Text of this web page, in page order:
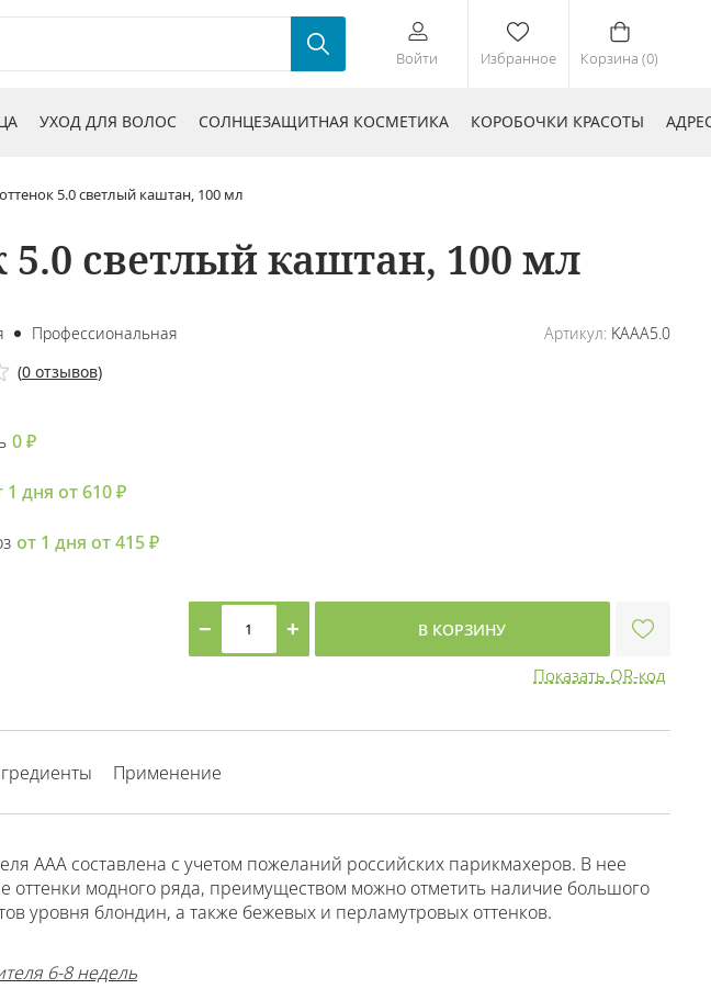
Войти Избранное Корзина (0)
УХОД ДЛЯ ВОЛОС СОЛНЦЕЗАЩИТНАЯ КОСМЕТИКА КОРОБОЧКИ КРАСОТЫ
5.0 светлый каштан, 100 мл
5.0 светлый каштан, 100 мл
Профессиональная Артикул: KAAA5.0
(0 отзывов)
0 ₽
1 дня от 610 ₽
от 1 дня от 415 ₽
− + В КОРЗИНУ
Показать QR-код
Применение
ААА составлена с учетом пожеланий российских парикмахеров. В нее
оттенки модного ряда, преимуществом можно отметить наличие большого
уровня блондин, а также бежевых и перламутровых оттенков.
6-8 недель